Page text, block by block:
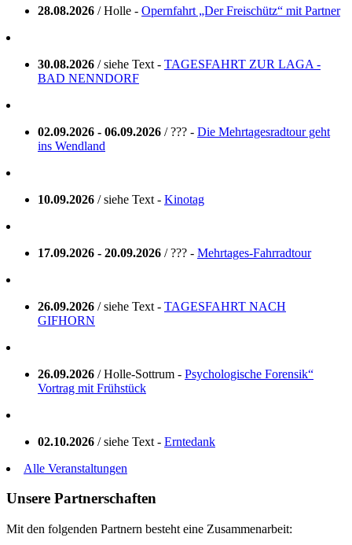
28.08.2026 / Holle - Opernfahrt „Der Freischütz“ mit Partner
30.08.2026 / siehe Text - TAGESFAHRT ZUR LAGA -
BAD NENNDORF
02.09.2026 - 06.09.2026 / ??? - Die Mehrtagesradtour geht
ins Wendland
10.09.2026 / siehe Text - Kinotag
17.09.2026 - 20.09.2026 / ??? - Mehrtages-Fahrradtour
26.09.2026 / siehe Text - TAGESFAHRT NACH
GIFHORN
26.09.2026 / Holle-Sottrum - Psychologische Forensik“
Vortrag mit Frühstück
02.10.2026 / siehe Text - Erntedank
Alle Veranstaltungen
Unsere Partnerschaften
Mit den folgenden Partnern besteht eine Zusammenarbeit: